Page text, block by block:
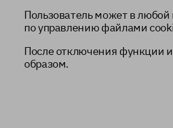
Пользователь может в
по управлению файлами
После отключения функции
образом.